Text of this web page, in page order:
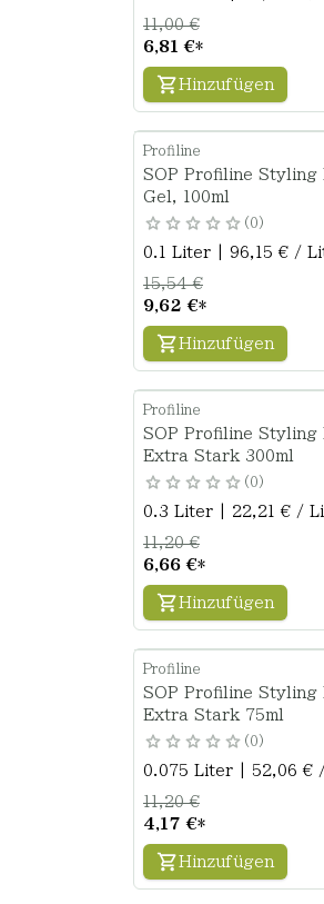
6,81 €*
11,00 €
Hinzufügen
Profiline
SOP Profiline Styling
Gel, 100ml
0
0.1 Liter | 96,15 € /
9,62 €*
15,54 €
Hinzufügen
Profiline
SOP Profiline
Extra Stark 300ml
0
0.3 Liter | 22,21 € /
6,66 €*
11,20 €
Hinzufügen
Profiline
SOP Profiline
Extra Stark 75ml
0
0.075 Liter | 52,06 €
4,17 €*
11,20 €
Hinzufügen